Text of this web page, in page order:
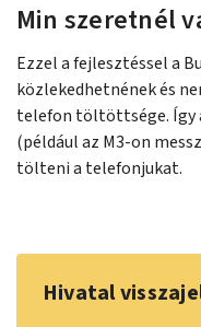
Min szeretnél
Ezzel a fejlesztéssel a
közlekedhetnének és
telefon töltöttsége.
(például az M3-on
tölteni a telefonjukat.
Hivatal